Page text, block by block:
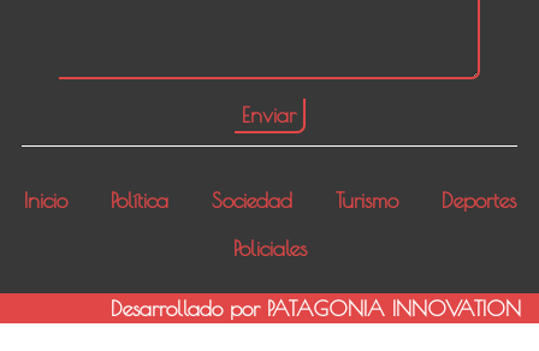
Inicio Política Sociedad Turismo
Deportes
Policiales
Desarrollado por PATAGONIA INNOVATION